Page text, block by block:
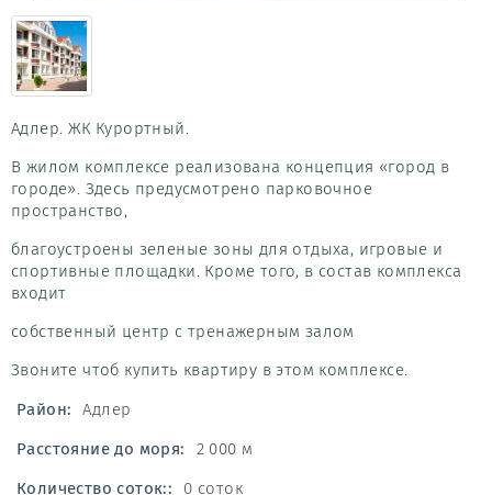
Адлер. ЖК Курортный.
В жилом комплексе реализована концепция «город в
городе». Здесь предусмотрено парковочное
пространство,
благоустроены зеленые зоны для отдыха, игровые и
спортивные площадки. Кроме того, в состав комплекса
входит
собственный центр с тренажерным залом
Звоните чтоб купить квартиру в этом комплексе.
Район: Адлер
Расстояние до моря: 2 000 м
Количество соток:: 0 соток